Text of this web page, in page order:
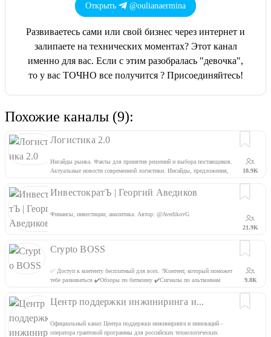
Открыть @oulianaermina
Развиваетесь сами или свой бизнес через интернет и
залипаете на технических моментах? Этот канал
именно для вас. Если с этим разобралась "девочка",
то у вас ТОЧНО все получится ? Присоединяйтесь!
Похожие каналы (9):
Логистика 2.0
Инсайды рынка. Факты для принятия решений и выбора поставщиков.
Актуальные новости современной логистики. Инсайды, предложения,
18.9K
ИнвестократЪ | Георгий Аведиков
Финансы, инвестиции, аналитика. Автор: @AvedikovG
21.9K
Crypto BOSS
✅ Доступ к контенту бесплатный для всех. ?Контент, который поможет
тебе развиваться ✔️Обзоры по биткоину ✔️Сигналы по альткоинам
9.8K
Центр поддержки инжиниринга и...
Официальный канал Центра поддержки инжиниринга и инноваций -
оператора грантовой программы для российских технологических